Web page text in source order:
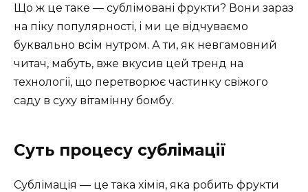
Що ж це таке — сублімовані фрукти? Вони зараз
на піку популярності, і ми це відчуваємо
буквально всім нутром. А ти, як невгамовний
читач, мабуть, вже вкусив цей тренд на
технології, що перетворює частинку свіжого
саду в суху вітамінну бомбу.
Суть процесу сублімації
Сублімація — це така хімія, яка робить фрукти